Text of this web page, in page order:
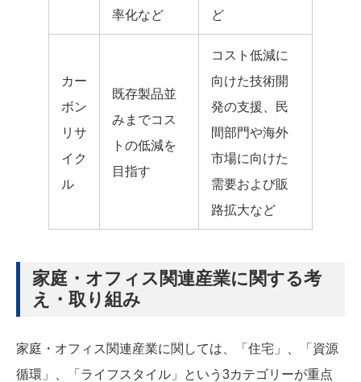
率化など
ど
カー
ボン
リサ
イク
ル
既存製品並
みまでコス
トの低減を
目指す
コスト低減に
向けた技術開
発の支援、民
間部門や海外
市場に向けた
需要および販
路拡大など
家庭・オフィス関連産業に関する考
え・取り組み
家庭・オフィス関連産業に関しては、「住宅」、「資源
循環」、「ライフスタイル」という3カテゴリーが重点